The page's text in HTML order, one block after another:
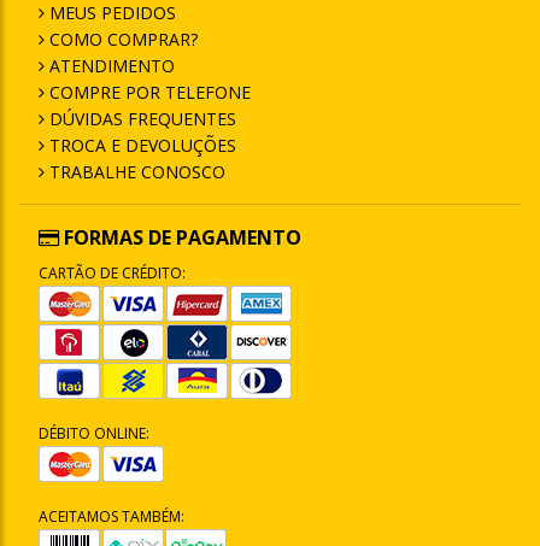
MEUS PEDIDOS
COMO COMPRAR?
ATENDIMENTO
COMPRE POR TELEFONE
DÚVIDAS FREQUENTES
TROCA E DEVOLUÇÕES
TRABALHE CONOSCO
FORMAS DE PAGAMENTO
CARTÃO DE CRÉDITO:
DÉBITO ONLINE:
ACEITAMOS TAMBÉM: